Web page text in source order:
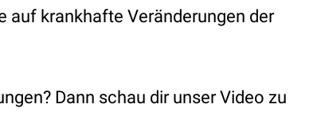
auf krankhafte Veränderungen der
Dann schau dir unser Video zu